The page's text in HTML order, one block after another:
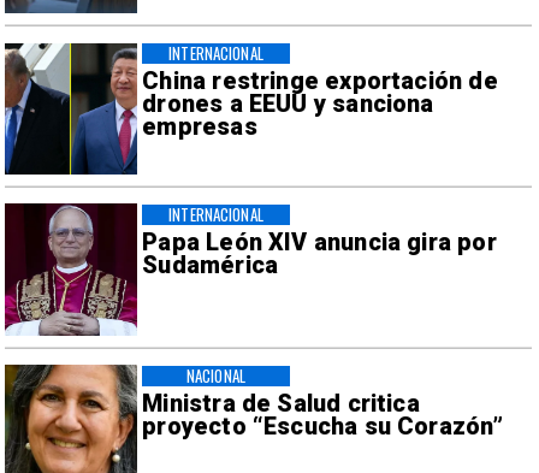
China restringe exportación de
drones a EEUU y sanciona
empresas
INTERNACIONAL
Papa León XIV anuncia gira por
Sudamérica
INTERNACIONAL
Ministra de Salud critica
proyecto “Escucha su Corazón”
NACIONAL